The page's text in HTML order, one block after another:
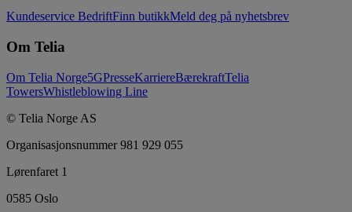
Kundeservice BedriftFinn butikkMeld deg på nyhetsbrev
Om Telia
Om Telia Norge5GPresseKarriereBærekraftTelia
TowersWhistleblowing Line
© Telia Norge AS
Organisasjonsnummer 981 929 055
Lørenfaret 1
0585 Oslo